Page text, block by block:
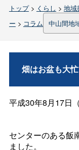
トップ> くらし > 地域
ー > コラム 中山間地
畑はお盆も大
平成30年8月17日
センターのある飯
ました。